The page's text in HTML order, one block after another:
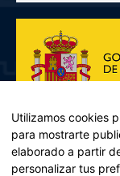
Utilizamos cookies
para mostrarte
elaborado a partir
personalizar tus